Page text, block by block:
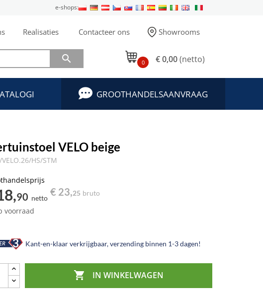
e-shops:
Realisaties Contacteer ons Showrooms
 0 € 0,00(netto)
GROOTHANDELSAANVRAAG
VELO beige
HS/STM
90 netto
€ 23,25 bruto
voorraad
Kant-en-klaar verkrijgbaar, verzending binnen 1-3 dagen!
 IN WINKELWAGEN